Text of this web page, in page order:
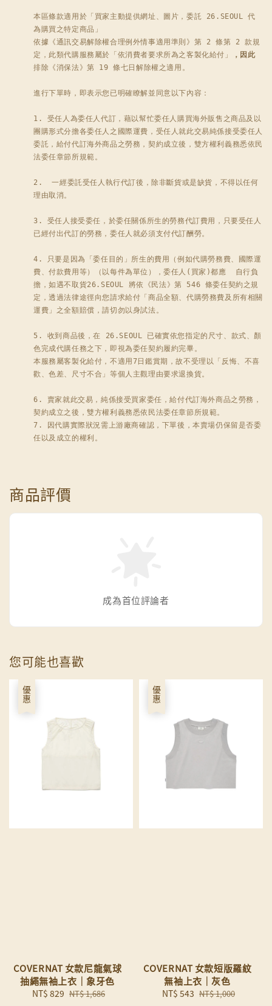
本區條款適用於「買家主動提供網址、圖片，委託 26.SEOUL 代
為購買之特定商品」
依據《通訊交易解除權合理例外情事適用準則》第 2 條第 2 款規
定，此類代購服務屬於「依消費者要求所為之客製化給付」
，因此
排除《消保法》第 19 條七日解除權之適用。
進行下單時，即表示您已明確瞭解並同意以下內容：
1. 受任人為委任人代訂，藉以幫忙委任人購買海外販售之商品及以
團購形式分擔各委任人之國際運費，受任人就此交易純係接受委任人
委託，給付代訂海外商品之勞務，契約成立後，雙方權利義務悉依民
法委任章節所規範。
2.  一經委託受任人執行代訂後，除非斷貨或是缺貨，不得以任何
理由取消。
3. 受任人接受委任，於委任關係所生的勞務代訂費用，只要受任人
已經付出代訂的勞務，委任人就必須支付代訂酬勞。
4. 只要是因為「委任目的」所生的費用（例如代購勞務費、國際運
費、付款費用等）（以每件為單位），委任人(買家)都應  自行負
擔，如遇不取貨26.SEOUL 將依《民法》第 546 條委任契約之規
定，透過法律途徑向您請求給付「商品全額、代購勞務費及所有相關
運費」之全額賠償，請切勿以身試法。
5. 收到商品後，在 26.SEOUL 已確實依您指定的尺寸、款式、顏
色完成代購任務之下，即視為委任契約履約完畢。
本服務屬客製化給付，不適用7日鑑賞期，故不受理以「反悔、不喜
歡、色差、尺寸不合」等個人主觀理由要求退換貨。
6. 賣家就此交易，純係接受買家委任，給付代訂海外商品之勞務，
契約成立之後，雙方權利義務悉依民法委任章節所規範。
7. 因代購實際狀況需上游廠商確認，下單後，本賣場仍保留是否委
任以及成立的權利。
商品評價
成為首位評論者
您可能也喜歡
優惠
COVERNAT 女款尼龍氣球
抽繩無袖上衣｜象牙色
Sale
NT$ 829 Regular
NT$ 1,686
優惠
COVERNAT 女款短版羅紋
無袖上衣｜灰色
Sale
NT$ 543 Regular
NT$ 1,000